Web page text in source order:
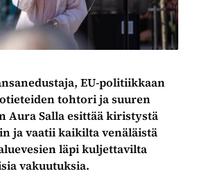
EU-politiikkaan
tohtori ja suuren
Aura Salla esittää kiristystä
ja vaatii kaikilta venäläistä
läpi kuljettavilta
vakuutuksia.